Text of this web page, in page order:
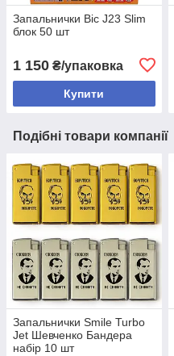
Запальнички Bic J23 Slim
блок 50 шт
1 150 ₴/упаковка
Купити
Подібні товари компанії
Запальнички Smile Turbo
Jet Шевченко Бандера
набір 10 шт